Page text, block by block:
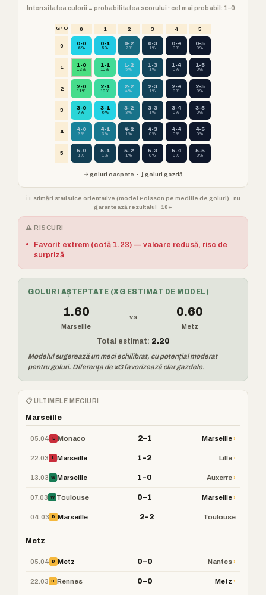
Intensitatea culorii = probabilitatea scorului · cel mai probabil: 1–0
G \ O 0 1 2 3 4 5
0 0-0
6%
0-1
5%
0-2
2%
0-3
1%
0-4
0%
0-5
0%
1 1-0
12%
1-1
10%
1-2
5%
1-3
1%
1-4
0%
1-5
0%
2 2-0
11%
2-1
10%
2-2
4%
2-3
1%
2-4
0%
2-5
0%
3 3-0
7%
3-1
6%
3-2
3%
3-3
1%
3-4
0%
3-5
0%
4 4-0
3%
4-1
3%
4-2
1%
4-3
0%
4-4
0%
4-5
0%
5 5-0
1%
5-1
1%
5-2
1%
5-3
0%
5-4
0%
5-5
0%
→ goluri oaspete · ↓ goluri gazdă
ℹ️ Estimări statistice orientative (model Poisson pe mediile de goluri) · nu
garantează rezultatul · 18+
⚠️ RISCURI
•
Favorit extrem (cotă 1.23) — valoare redusă, risc de
surpriză
GOLURI AȘTEPTATE (XG ESTIMAT DE MODEL)
1.60
Marseille
vs 0.60
Metz
Total estimat: 2.20
Modelul sugerează un meci echilibrat, cu potențial moderat
pentru goluri. Diferența de xG favorizează clar gazdele.
📋 ULTIMELE MECIURI
Marseille
05.04 L Monaco 2–1 Marseille›
22.03 L Marseille 1–2 Lille›
13.03 W Marseille 1–0 Auxerre›
07.03 W Toulouse 0–1 Marseille›
04.03 D Marseille 2–2 Toulouse
Metz
05.04 D Metz 0–0 Nantes›
22.03 D Rennes 0–0 Metz ›